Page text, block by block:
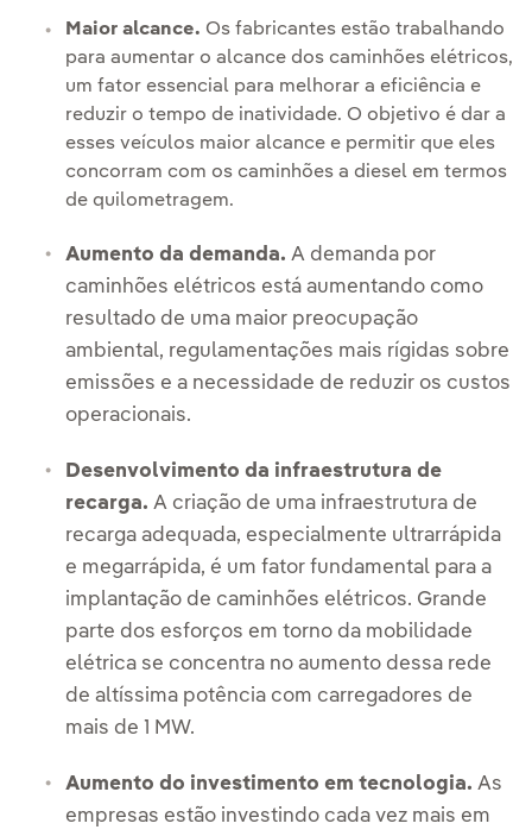
Maior alcance. Os fabricantes estão trabalhando
para aumentar o alcance dos caminhões elétricos,
um fator essencial para melhorar a eficiência e
reduzir o tempo de inatividade. O objetivo é dar a
esses veículos maior alcance e permitir que eles
concorram com os caminhões a diesel em termos
de quilometragem.
Aumento da demanda. A demanda por
caminhões elétricos está aumentando como
resultado de uma maior preocupação
ambiental, regulamentações mais rígidas sobre
emissões e a necessidade de reduzir os custos
operacionais.
Desenvolvimento da infraestrutura de
recarga. A criação de uma infraestrutura de
recarga adequada, especialmente ultrarrápida
e megarrápida, é um fator fundamental para a
implantação de caminhões elétricos. Grande
parte dos esforços em torno da mobilidade
elétrica se concentra no aumento dessa rede
de altíssima potência com carregadores de
mais de 1 MW.
Aumento do investimento em tecnologia. As
empresas estão investindo cada vez mais em